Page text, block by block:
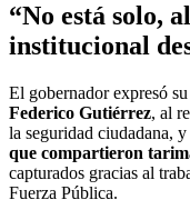
“No está solo,
institucional
El gobernador expresó
Federico Gutiérrez, al
la seguridad ciudadana,
que compartieron
capturados gracias al
Fuerza Pública.